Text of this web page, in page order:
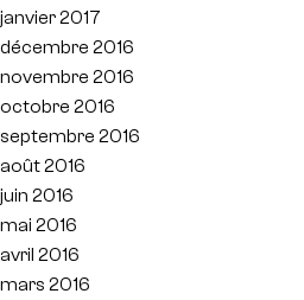
janvier 2017
décembre 2016
novembre 2016
octobre 2016
septembre 2016
août 2016
juin 2016
mai 2016
avril 2016
mars 2016